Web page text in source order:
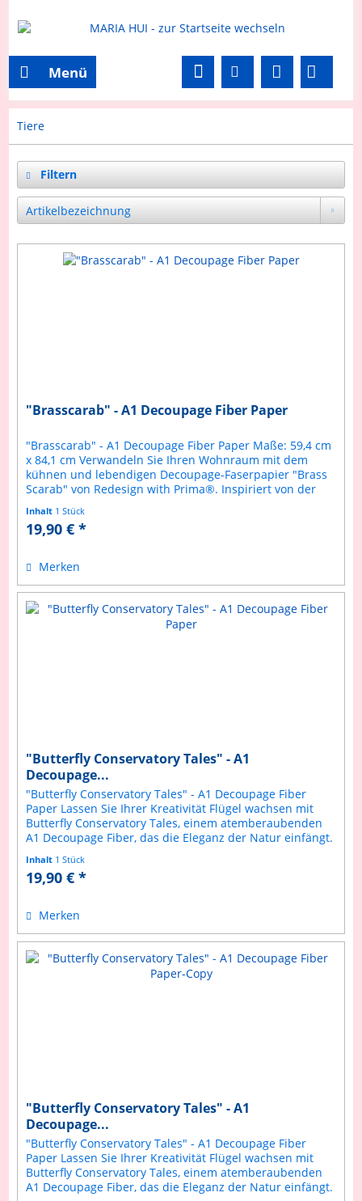
Menü
Tiere
Filtern
"Brasscarab" - A1 Decoupage Fiber Paper
"Brasscarab" - A1 Decoupage Fiber Paper Maße: 59,4 cm
x 84,1 cm Verwandeln Sie Ihren Wohnraum mit dem
kühnen und lebendigen Decoupage-Faserpapier "Brass
Scarab" von Redesign with Prima®. Inspiriert von der
Inhalt 1 Stück
19,90 € *
Merken
"Butterfly Conservatory Tales" - A1
Decoupage...
"Butterfly Conservatory Tales" - A1 Decoupage Fiber
Paper Lassen Sie Ihrer Kreativität Flügel wachsen mit
Butterfly Conservatory Tales, einem atemberaubenden
A1 Decoupage Fiber, das die Eleganz der Natur einfängt.
Inhalt 1 Stück
19,90 € *
Merken
"Butterfly Conservatory Tales" - A1
Decoupage...
"Butterfly Conservatory Tales" - A1 Decoupage Fiber
Paper Lassen Sie Ihrer Kreativität Flügel wachsen mit
Butterfly Conservatory Tales, einem atemberaubenden
A1 Decoupage Fiber, das die Eleganz der Natur einfängt.